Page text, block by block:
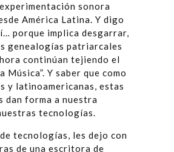
sonora
América Latina. Y digo
porque implica desgarrar,
genealogías patriarcales
continúan tejiendo el
Música”. Y saber que como
y latinoamericanas, estas
dan forma a nuestra
tecnologías.
tecnologías, les dejo con
de una escritora de